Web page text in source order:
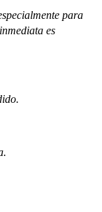
para
es